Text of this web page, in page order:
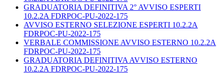
GRADUATORIA DEFINITIVA 2° AVVISO ESPERTI
10.2.2A FDRPOC-PU-2022-175
AVVISO ESTERNO SELEZIONE ESPERTI 10.2.2A
FDRPOC-PU-2022-175
VERBALE COMMISSIONE AVVISO ESTERNO 10.2.2A
FDRPOC-PU-2022-175
GRADUATORIA DEFINITIVA AVVISO ESTERNO
10.2.2A FDRPOC-PU-2022-175